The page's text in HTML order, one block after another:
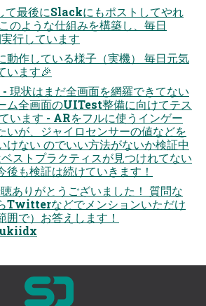
最後にSlackにもポストしてやれ
のような仕組みを構築し、毎日
行しています
います🎉
ム全画面のUITest整備に向けてテス
います - ARをフルに使うインゲー
いが、ジャイロセンサーの値などを
けない のでいい方法がないか検証中
ストプラクティスが見つけれてない
後も検証は続けていきます！
ありがとうございました！ 質問な
Twitterなどでメンションいただけ
囲で）お答えします！